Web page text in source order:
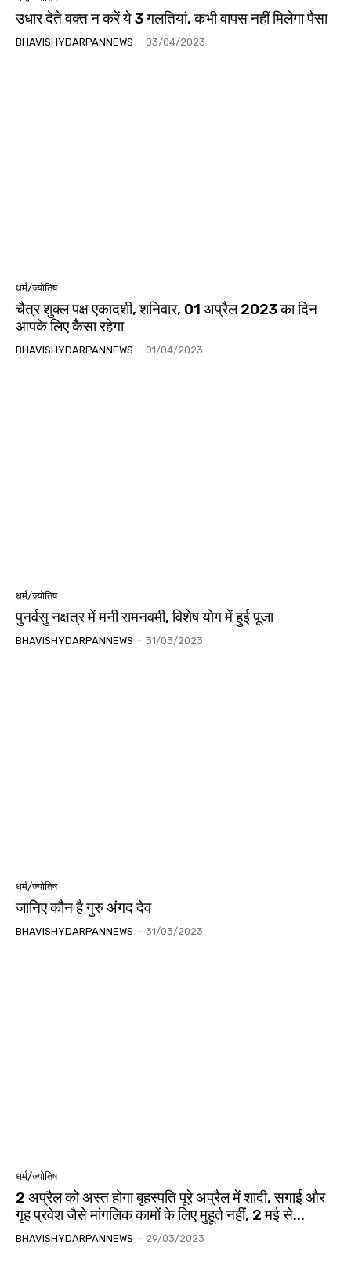
उधार देते वक्त न करें ये 3 गलतियां, कभी वापस नहीं मिलेगा पैसा
BHAVISHYDARPANNEWS - 03/04/2023
धर्म/ज्योतिष
चैत्र शुक्ल पक्ष एकादशी, शनिवार, 01 अप्रैल 2023 का दिन
आपके लिए कैसा रहेगा
BHAVISHYDARPANNEWS - 01/04/2023
धर्म/ज्योतिष
पुनर्वसु नक्षत्र में मनी रामनवमी, विशेष योग में हुई पूजा
BHAVISHYDARPANNEWS - 31/03/2023
धर्म/ज्योतिष
जानिए कौन है गुरु अंगद देव
BHAVISHYDARPANNEWS - 31/03/2023
धर्म/ज्योतिष
2 अप्रैल को अस्त होगा बृहस्पति पूरे अप्रैल में शादी, सगाई और
गृह प्रवेश जैसे मांगलिक कामों के लिए मुहूर्त नहीं, 2 मई से...
BHAVISHYDARPANNEWS - 29/03/2023